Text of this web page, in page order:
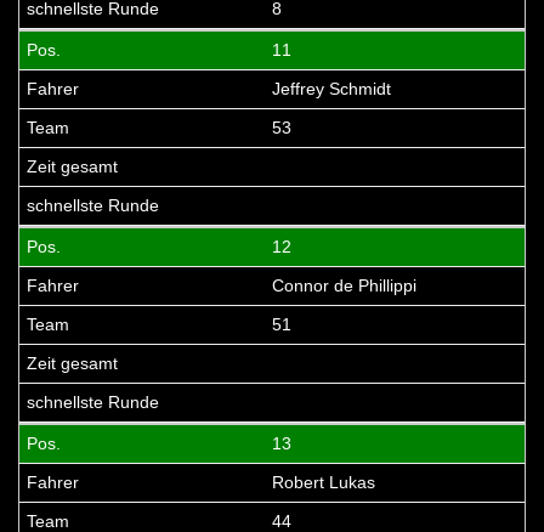
8
11
Jeffrey Schmidt
53
12
Connor de Phillippi
51
13
Robert Lukas
44